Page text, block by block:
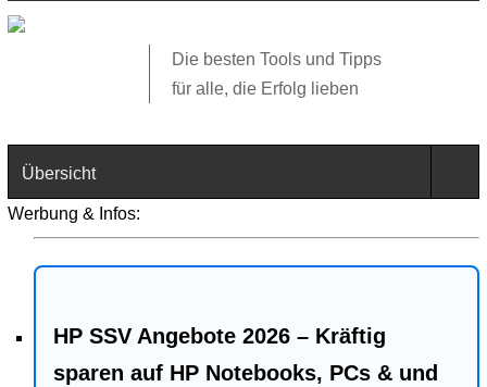
Die besten Tools und Tipps
für alle, die Erfolg lieben
Übersicht
Web
Werbung & Infos:
HP SSV Angebote 2026 – Kräftig
sparen auf HP Notebooks, PCs & und